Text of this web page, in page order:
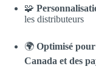
🧩
les distributeurs
🌍 Optimisé
Canada et des